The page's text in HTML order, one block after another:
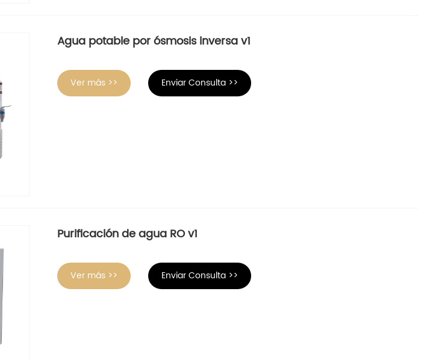
Agua potable por ósmosis inversa v1
Ver más >> Enviar Consulta >>
Purificación de agua RO v1
Ver más >> Enviar Consulta >>